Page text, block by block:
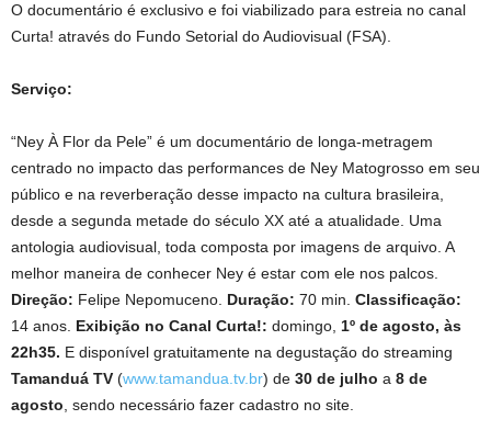
O documentário é exclusivo e foi viabilizado para estreia no canal
Curta! através do Fundo Setorial do Audiovisual (FSA).
Serviço:
“Ney À Flor da Pele” é um documentário de longa-metragem
centrado no impacto das performances de Ney Matogrosso em seu
público e na reverberação desse impacto na cultura brasileira,
desde a segunda metade do século XX até a atualidade. Uma
antologia audiovisual, toda composta por imagens de arquivo. A
melhor maneira de conhecer Ney é estar com ele nos palcos.
Direção: Felipe Nepomuceno. Duração: 70 min. Classificação:
14 anos. Exibição no Canal Curta!: domingo, 1º de agosto, às
22h35. E disponível gratuitamente na degustação do streaming
Tamanduá TV (www.tamandua.tv.br) de 30 de julho a 8 de
agosto , sendo necessário fazer cadastro no site.